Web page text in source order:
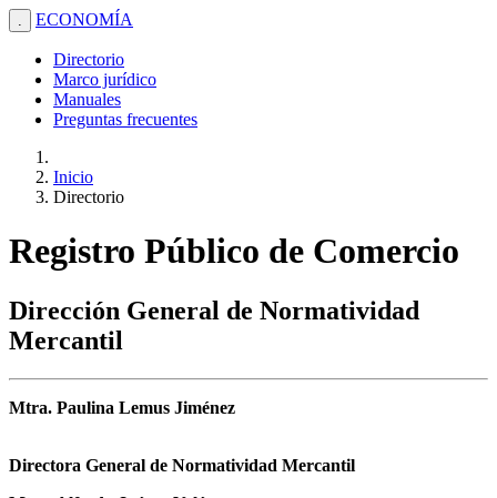
. ECONOMÍA
Directorio
Marco jurídico
Manuales
Preguntas frecuentes
Inicio
Directorio
Registro Público de Comercio
Dirección General de Normatividad
Mercantil
Mtra. Paulina Lemus Jiménez
Directora General de Normatividad Mercantil